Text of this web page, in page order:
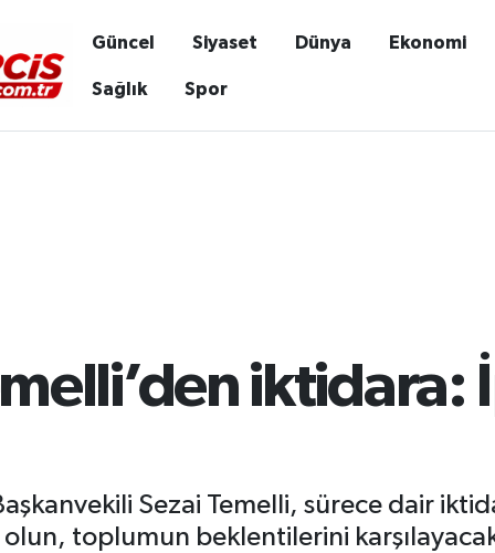
Güncel Siyaset Dünya Ekonomi
Sağlık Spor
iktidara:
Sezai Temelli, sürece dair
toplumun beklentilerini karşılayacak